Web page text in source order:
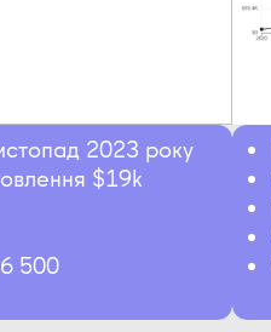
2023 року
$19k
500